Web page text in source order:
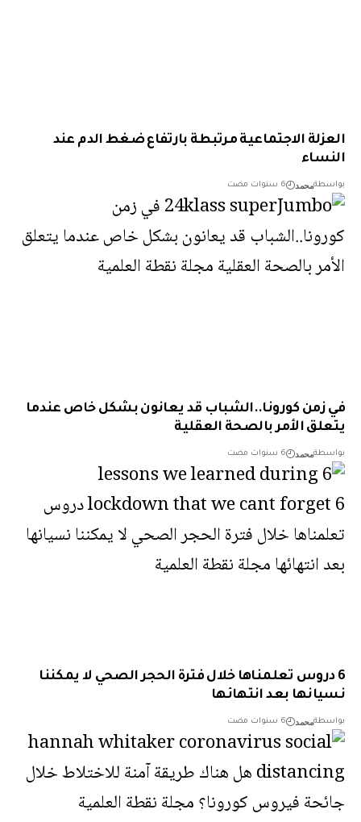
الاجتماعية مرتبطة بارتفاع ضغط الدم عند
محمد 6 سنوات مضت
كورونا..الشباب قد يعانون بشكل خاص عندما
الأمر بالصحة العقلية
محمد 6 سنوات مضت
تعلمناها خلال فترة الحجر الصحي لا يمكننا
بعد انتهائها
محمد 6 سنوات مضت